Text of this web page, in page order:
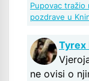
Pupovac tražio
pozdrave u
Tyrex
ne ovisi o